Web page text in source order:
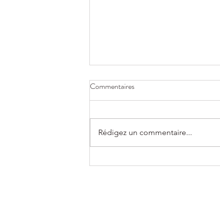
Le packaging dans la confiserie :
Commentaires
Rédigez un commentaire...